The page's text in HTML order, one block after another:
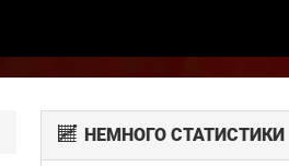
НЕМНОГО СТАТИСТИКИ